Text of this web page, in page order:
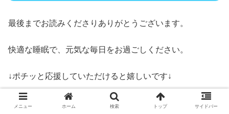
最後までお読みくださりありがとうございます。
快適な睡眠で、元気な毎日をお過ごしください。
↓ポチッと応援していただけると嬉しいです↓
メニュー ホーム 検索 トップ サイドバー